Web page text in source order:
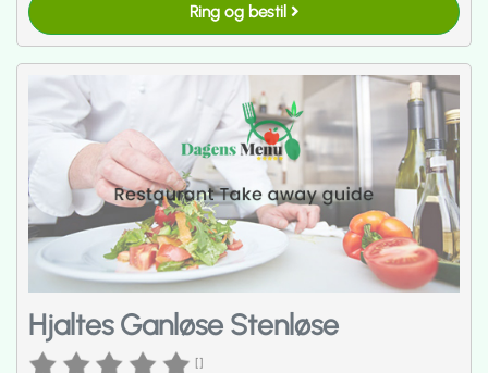
Ring og bestil
Hjaltes Ganløse Stenløse
[]